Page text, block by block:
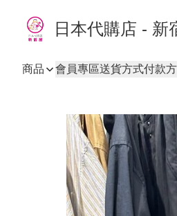
日本代購店 - 新
商品 會員專區送貨方式付款